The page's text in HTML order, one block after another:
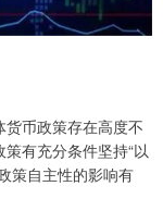
币政策存在高度不
有充分条件坚持“以
策自主性的影响有